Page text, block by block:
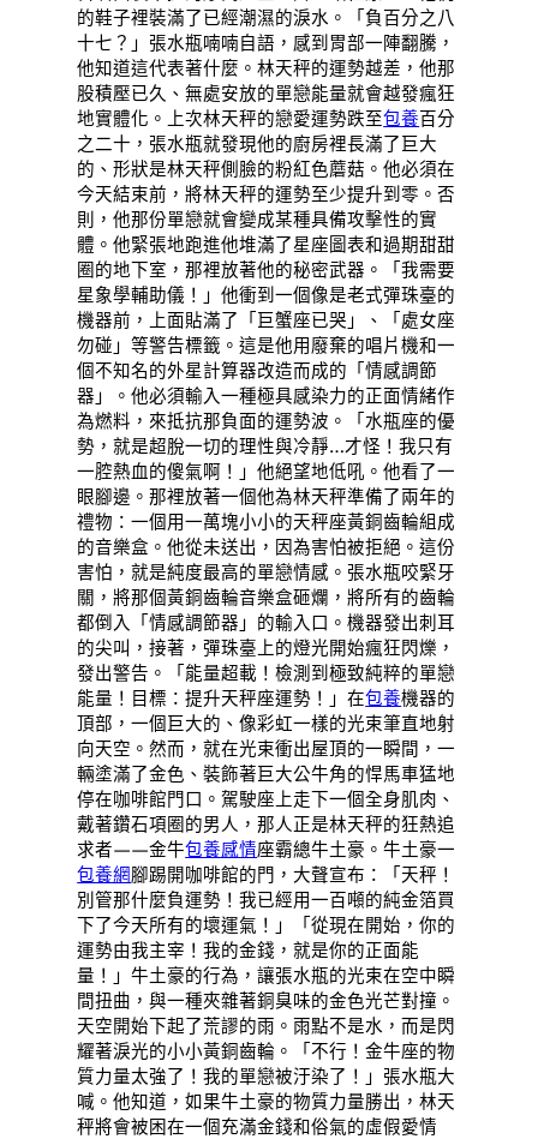
的鞋子裡裝滿了已經潮濕的淚水。「負百分之八
十七？」張水瓶喃喃自語，感到胃部一陣翻騰，
他知道這代表著什麼。林天秤的運勢越差，他那
股積壓已久、無處安放的單戀能量就會越發瘋狂
地實體化。上次林天秤的戀愛運勢跌至包養百分
之二十，張水瓶就發現他的廚房裡長滿了巨大
的、形狀是林天秤側臉的粉紅色蘑菇。他必須在
今天結束前，將林天秤的運勢至少提升到零。否
則，他那份單戀就會變成某種具備攻擊性的實
體。他緊張地跑進他堆滿了星座圖表和過期甜甜
圈的地下室，那裡放著他的秘密武器。「我需要
星象學輔助儀！」他衝到一個像是老式彈珠臺的
機器前，上面貼滿了「巨蟹座已哭」、「處女座
勿碰」等警告標籤。這是他用廢棄的唱片機和一
個不知名的外星計算器改造而成的「情感調節
器」。他必須輸入一種極具感染力的正面情緒作
為燃料，來抵抗那負面的運勢波。「水瓶座的優
勢，就是超脫一切的理性與冷靜…才怪！我只有
一腔熱血的傻氣啊！」他絕望地低吼。他看了一
眼腳邊。那裡放著一個他為林天秤準備了兩年的
禮物：一個用一萬塊小小的天秤座黃銅齒輪組成
的音樂盒。他從未送出，因為害怕被拒絕。這份
害怕，就是純度最高的單戀情感。張水瓶咬緊牙
關，將那個黃銅齒輪音樂盒砸爛，將所有的齒輪
都倒入「情感調節器」的輸入口。機器發出刺耳
的尖叫，接著，彈珠臺上的燈光開始瘋狂閃爍，
發出警告。「能量超載！檢測到極致純粹的單戀
能量！目標：提升天秤座運勢！」在包養機器的
頂部，一個巨大的、像彩虹一樣的光束筆直地射
向天空。然而，就在光束衝出屋頂的一瞬間，一
輛塗滿了金色、裝飾著巨大公牛角的悍馬車猛地
停在咖啡館門口。駕駛座上走下一個全身肌肉、
戴著鑽石項圈的男人，那人正是林天秤的狂熱追
求者——金牛包養感情座霸總牛土豪。牛土豪一
包養網腳踢開咖啡館的門，大聲宣布：「天秤！
別管那什麼負運勢！我已經用一百噸的純金箔買
下了今天所有的壞運氣！」「從現在開始，你的
運勢由我主宰！我的金錢，就是你的正面能
量！」牛土豪的行為，讓張水瓶的光束在空中瞬
間扭曲，與一種夾雜著銅臭味的金色光芒對撞。
天空開始下起了荒謬的雨。雨點不是水，而是閃
耀著淚光的小小黃銅齒輪。「不行！金牛座的物
質力量太強了！我的單戀被汙染了！」張水瓶大
喊。他知道，如果牛土豪的物質力量勝出，林天
秤將會被困在一個充滿金錢和俗氣的虛假愛情